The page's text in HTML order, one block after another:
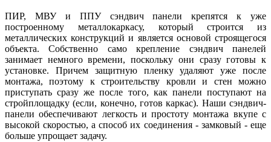
ПИР, МВУ и ППУ сэндвич панели крепятся к уже
построенному металлокаркасу, который строится из
металлических конструкций и является основой строящегося
объекта. Собственно само крепление сэндвич панелей
занимает немного времени, поскольку они сразу готовы к
установке. Причем защитную пленку удаляют уже после
монтажа, поэтому к строительству кровли и стен можно
приступать сразу же после того, как панели поступают на
стройплощадку (если, конечно, готов каркас). Наши сэндвич-
панели обеспечивают легкость и простоту монтажа вкупе с
высокой скоростью, а способ их соединения - замковый - еще
больше упрощает задачу.